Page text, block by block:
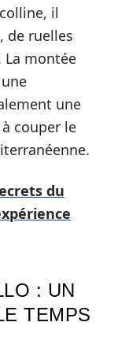
il
de ruelles
La montée
une
couper le
du
: UN
TEMPS